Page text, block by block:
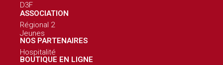
D3F
ASSOCIATION
Régional 2
Jeunes
NOS PARTENAIRES
Hospitalité
BOUTIQUE EN LIGNE